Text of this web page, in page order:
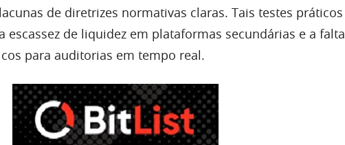
de diretrizes normativas claras. Tais testes práticos
escassez de liquidez em plataformas secundárias e a falta
para auditorias em tempo real.